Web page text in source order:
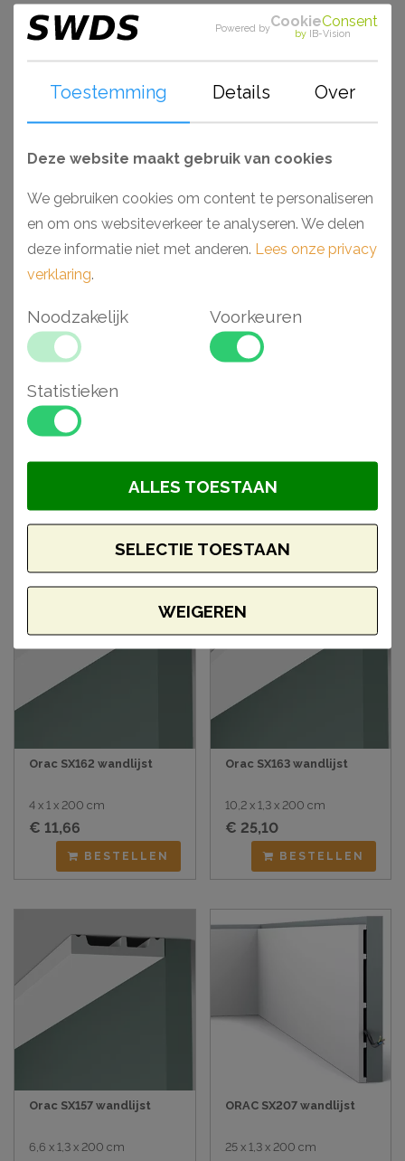
impactbestendige mix van polystyreen die het zijn
enorm hoge densiteit geeft. Van strak vormgegeven tot
prachtige bewerkingen. De Axxent serie is watervast en
standaard voorzien van een primer. Perfect geschikt om,
gemakkelijk af met de lijmen van Decofix (Orac) en
Adefix (NMC).
Waarom kiezen voor een Axxent Duropolymer®
wandlijst?
- Toepasbaar in vochtige ruimtes
- Hoge dichtheid vanwege Duropolymer®
- Voorgeschilderd en extreem stootvast
- Opening achterzijde voor draden
Gerelateerde
artikelen
Orac SX162 wandlijst
4 x 1 x 200 cm
€ 11,66
BESTELLEN
Orac SX163 wandlijst
10,2 x 1,3 x 200 cm
€ 25,10
BESTELLEN
Orac SX157 wandlijst
6,6 x 1,3 x 200 cm
ORAC SX207 wandlijst
25 x 1,3 x 200 cm
Powered byCookieConsent
by IB-Vision
Toestemming Details Over
Deze website maakt gebruik van cookies
We gebruiken cookies om content te personaliseren
en om ons websiteverkeer te analyseren. We delen
deze informatie niet met anderen. Lees onze privacy
verklaring.
Noodzakelijk Voorkeuren
Statistieken
WEIGEREN
SELECTIE TOESTAAN
ALLES TOESTAAN